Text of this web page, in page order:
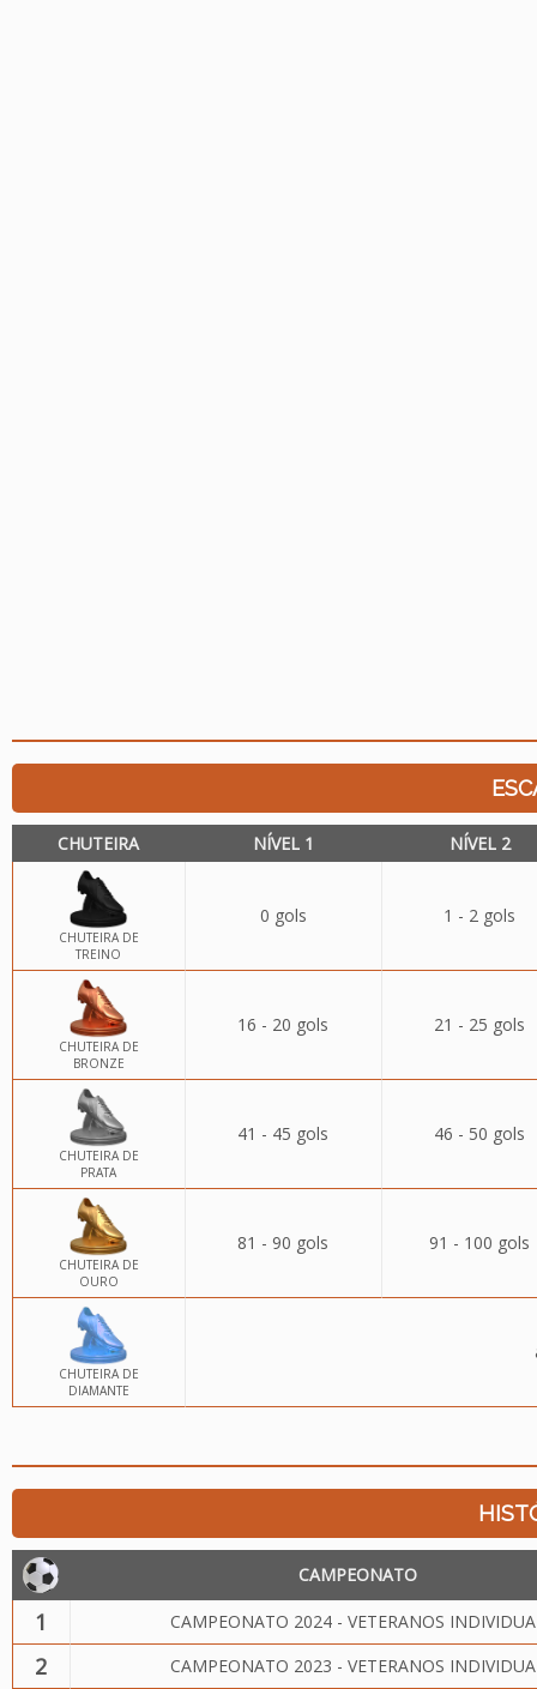
CHUTEIRA NÍVEL 1 NÍVEL 2
CHUTEIRA DE
TREINO
0 gols 1 - 2 gols
CHUTEIRA DE
BRONZE
16 - 20 gols 21 - 25 gols
CHUTEIRA DE
PRATA
41 - 45 gols 46 - 50 gols
CHUTEIRA DE
OURO
81 - 90 gols 91 - 100 gols
CHUTEIRA DE
DIAMANTE
CAMPEONATO
1 CAMPEONATO 2024 - VETERANOS
2 CAMPEONATO 2023 - VETERANOS